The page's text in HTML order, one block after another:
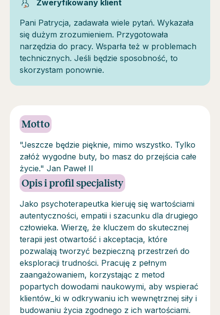
Zweryfikowany klient
Pani Patrycja, zadawała wiele pytań. Wykazała
się dużym zrozumieniem. Przygotowała
narzędzia do pracy. Wsparła też w problemach
technicznych. Jeśli będzie sposobność, to
skorzystam ponownie.
Motto
"Jeszcze będzie pięknie, mimo wszystko. Tylko
załóż wygodne buty, bo masz do przejścia całe
życie." Jan Paweł II
Opis i profil specjalisty
Jako psychoterapeutka kieruję się wartościami
autentyczności, empatii i szacunku dla drugiego
człowieka. Wierzę, że kluczem do skutecznej
terapii jest otwartość i akceptacja, które
pozwalają tworzyć bezpieczną przestrzeń do
eksploracji trudności. Pracuję z pełnym
zaangażowaniem, korzystając z metod
popartych dowodami naukowymi, aby wspierać
klientów_ki w odkrywaniu ich wewnętrznej siły i
budowaniu życia zgodnego z ich wartościami.